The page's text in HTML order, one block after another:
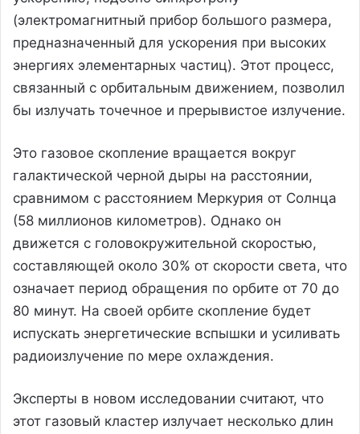
(электромагнитный прибор большого размера,
предназначенный для ускорения при высоких
энергиях элементарных частиц). Этот процесс,
связанный с орбитальным движением, позволил
бы излучать точечное и прерывистое излучение.
Это газовое скопление вращается вокруг
галактической черной дыры на расстоянии,
сравнимом с расстоянием Меркурия от Солнца
(58 миллионов километров). Однако он
движется с головокружительной скоростью,
составляющей около 30% от скорости света, что
означает период обращения по орбите от 70 до
80 минут. На своей орбите скопление будет
испускать энергетические вспышки и усиливать
радиоизлучение по мере охлаждения.
Эксперты в новом исследовании считают, что
этот газовый кластер излучает несколько длин